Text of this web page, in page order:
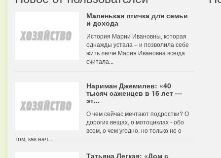
Маленькая птичка для семьи
и дохода
История Марии Ивановны, которая
однажды устала – и позволила себе
жить легче Мария Ивановна всегда
считала...
Нариман Джемилев: «40
тысяч саженцев в 16 лет —
эт...
О чем сейчас мечтают подростки? О
дорогих вещах, о мотоциклах - обо
всем, о чем угодно, но только не о
том, как нач...
Татьяна Легкая: «Дом с